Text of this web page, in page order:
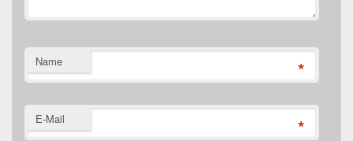
Name *
E-Mail *